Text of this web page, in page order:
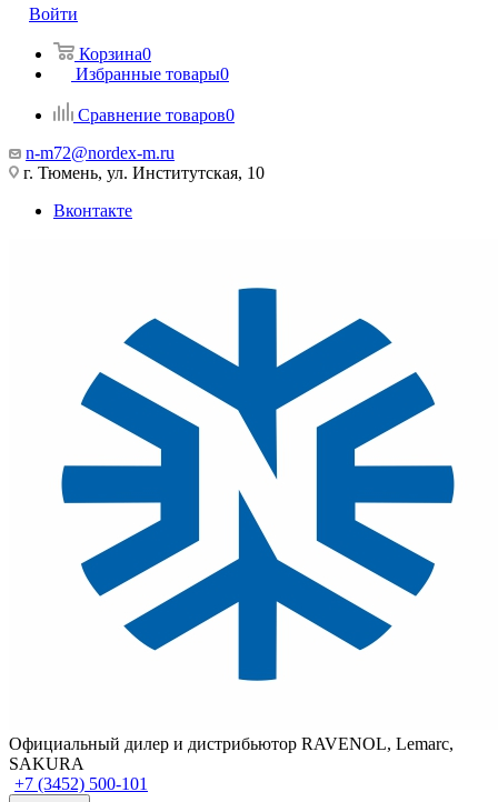
Войти
Корзина0
Избранные товары0
Сравнение товаров0
n-m72@nordex-m.ru
г. Тюмень, ул. Институтская, 10
Вконтакте
Официальный дилер и дистрибьютор RAVENOL, Lemarc,
SAKURA
+7 (3452) 500-101